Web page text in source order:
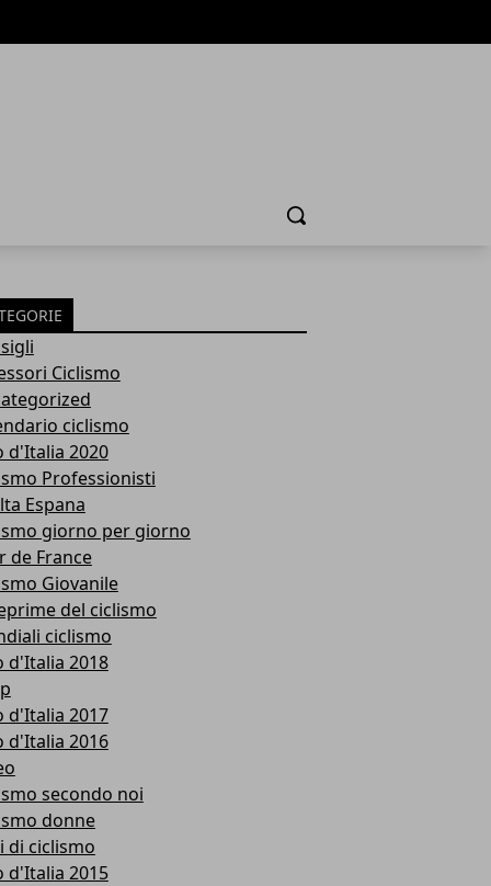
Cerca
Ciclismo
ciclismo
d'Italia 2020
Professionisti
Espana
giorno per giorno
de France
Giovanile
del ciclismo
ciclismo
d'Italia 2018
d'Italia 2017
d'Italia 2016
secondo noi
donne
di ciclismo
d'Italia 2015